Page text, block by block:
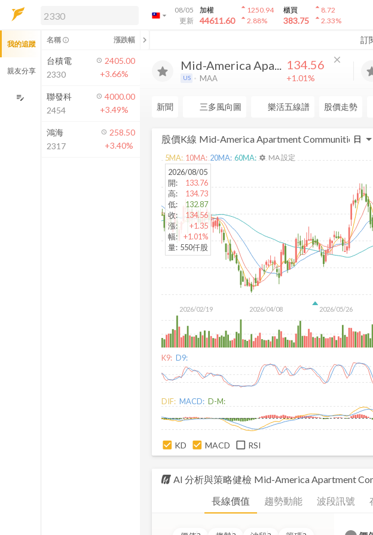
arrow_drop_down
08/05
更新
加權
44611.60
arrow_drop_up1250.94
arrow_drop_up2.88%
櫃買
383.75
arrow_drop_up8.72
arrow_drop_up2.33%
訂
解鎖即時行情及進階功能
方案」，即可解鎖以下功能：
即時行情
即時市況與排行
成交金額熱力圖
前往方案訂閱
如何綁定合作券商
Mid-America Apa...
US MAA
134.56
+1.01%
close
新聞 三多風向圖 樂活五線譜 股價走勢
股價K線 Mid-America Apartment Communities, Inc.
2026/02/19 2026/04/08 2026/05/26
2026/08/05
開:
133.76
高:
134.73
低:
132.87
收:
134.56
漲:
+1.35
幅:
+1.01%
量: 550仟股
5MA: 10MA: 20MA: 60MA: settings MA 設定
K9: D9:
DIF: MACD: D-M:
KD MACD RSI
AI 分析與策略健檢 Mid-America Apartment
長線價值 趨勢動能 波段訊號
我的追蹤
親友分享
edit_note
名稱 info_outline 漲跌幅 chevron_left
台積電
2330
2405.00
+3.66%
聯發科
2454
4000.00
+3.49%
鴻海
2317
258.50
+3.40%